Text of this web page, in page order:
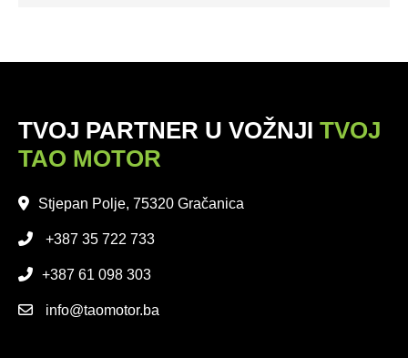
TVOJ PARTNER U VOŽNJI TVOJ
TAO MOTOR
Stjepan Polje, 75320 Gračanica
+387 35 722 733
+387 61 098 303
info@taomotor.ba